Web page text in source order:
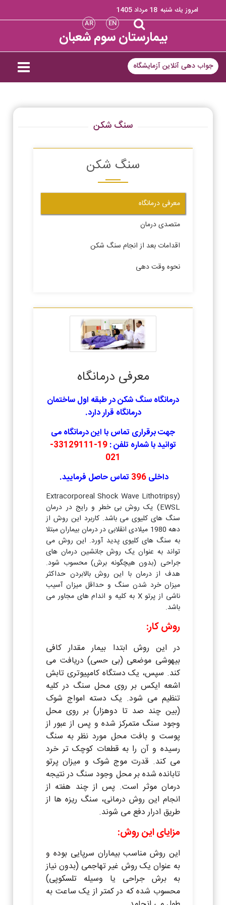
امروز يك شنبه 18 مرداد 1405
EN
AR
بیمارستان سوم شعبان
جواب دهی آنلاین آزمایشگاه
سنگ شکن
سنگ شکن
معرفی درمانگاه
متصدی درمان
اقدامات بعد از انجام سنگ شکن
نحوه وقت دهی
معرفی درمانگاه
درمانگاه سنگ شکن در طبقه اول ساختمان
درمانگاه قرار دارد.
جهت برقراری تماس با این درمانگاه می
توانید با شماره تلفن :
19-33129111-
021
داخلی
تماس حاصل فرمایید.
(Extracorporeal Shock Wave Lithotripsy
(EWSL یک روش بی خطر و رایج در درمان
سنگ های کلیوی می باشد. کاربرد این روش از
دهه 1980 میلادی انقلابی در درمان بیماران مبتلا
به سنگ های کلیوی پدید آورد. این روش می
تواند به عنوان یک روش جانشین درمان های
جراحی (بدون هیچگونه برش) محسوب شود.
هدف از درمان با این روش بالابردن حداکثر
میزان خرد شدن سنگ و حداقل میزان آسیب
ناشی از پرتو X به کلیه و اندام های مجاور می
باشد.
روش کار:
در این روش ابتدا بیمار مقدار کافی
بیهوشی موضعی (بی حسی) دریافت می
کند. سپس، یک دستگاه کامپیوتری تابش
اشعه ایکس بر روی محل سنگ در کلیه
تنظیم می شود. یک دسته امواج شوک
(بین چند صد تا دوهزار) بر روی محل
وجود سنگ متمرکز شده و پس از عبور از
پوست و بافت محل مورد نظر به سنگ
رسیده و آن را به قطعات کوچک تر خرد
می کند. قدرت موج شوک و میزان پرتو
تابانده شده بر محل وجود سنگ در نتیجه
درمان موثر است. پس از چند هفته از
انجام این روش درمانی، سنگ ریزه ها از
طریق ادرار دفع می شوند.
مزایای این روش:
این روش مناسب بیماران سرپایی بوده و
به عنوان یک روش غیر تهاجمی (بدون نیاز
به برش جراحی یا وسیله تلسکوپی)
محسوب شده که در کمتر از یک ساعت به